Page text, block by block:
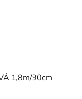
1,8m/90cm